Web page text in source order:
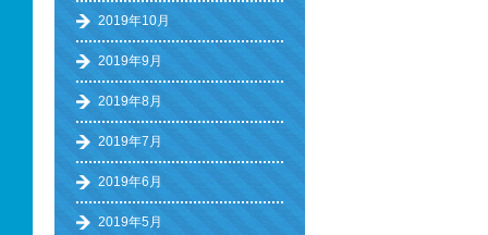
2019年10月
2019年9月
2019年8月
2019年7月
2019年6月
2019年5月